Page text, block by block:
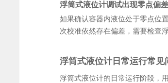
浮筒式液位计调试出现零点偏
如果确认容器内液位处于零点位
次校准依然存在偏差，需要检查
浮筒式液位计日常运行常见
浮筒式液位计的日常运行阶段，